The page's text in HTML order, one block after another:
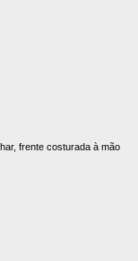
frente costurada à mão